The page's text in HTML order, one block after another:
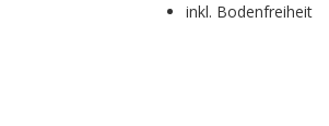
inkl. Bodenfreiheit